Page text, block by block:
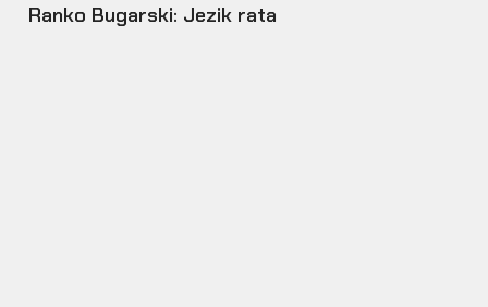
Ranko Bugarski: Jezik rata